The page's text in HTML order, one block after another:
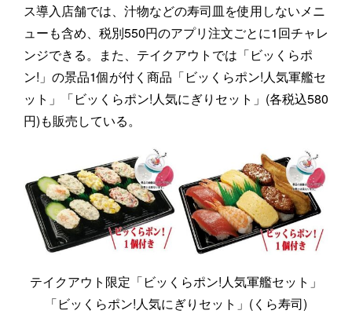
ス導入店舗では、汁物などの寿司皿を使用しないメニ
ューも含め、税別550円のアプリ注文ごとに1回チャレ
ンジできる。また、テイクアウトでは「ビッくらポ
ン!」の景品1個が付く商品「ビッくらポン!人気軍艦セ
ット」「ビッくらポン!人気にぎりセット」(各税込580
円)も販売している。
テイクアウト限定「ビッくらポン!人気軍艦セット」
「ビッくらポン!人気にぎりセット」(くら寿司)